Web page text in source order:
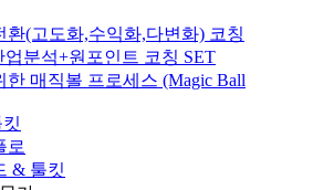
환(고도화,수익화,다변화) 코칭
분석+원포인트 코칭 SET
한 매직볼 프로세스 (Magic Ball
로
& 툴킷